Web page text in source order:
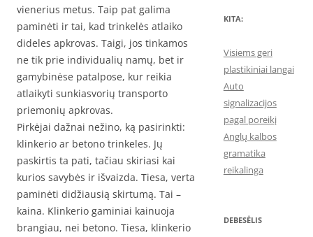
vienerius metus. Taip pat galima
paminėti ir tai, kad trinkelės atlaiko
dideles apkrovas. Taigi, jos tinkamos
ne tik prie individualių namų, bet ir
gamybinėse patalpose, kur reikia
atlaikyti sunkiasvorių transporto
priemonių apkrovas.
Pirkėjai dažnai nežino, ką pasirinkti:
klinkerio ar betono trinkeles. Jų
paskirtis ta pati, tačiau skiriasi kai
kurios savybės ir išvaizda. Tiesa, verta
paminėti didžiausią skirtumą. Tai –
kaina. Klinkerio gaminiai kainuoja
brangiau, nei betono. Tiesa, klinkerio
KITA:
Visiems geri
plastikiniai langai
Auto
signalizacijos
pagal poreikį
Anglų kalbos
gramatika
reikalinga
DEBESĖLIS